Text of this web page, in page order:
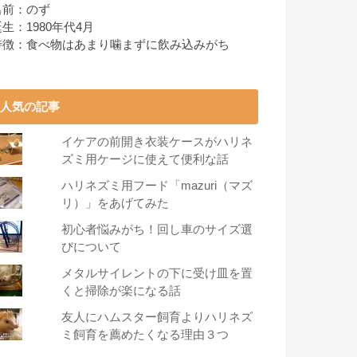
前：のず
：1980年代4月
徴：食べ物はあまり噛まずに飲み込みがち
人気の記事
イケアの前開き衣装ケースがハリネ
ズミ用ケージに使えて便利な話
ハリネズミ用フード「mazuri（マズ
リ）」をあげてみた
初心者悩みがち！回し車のサイズ選
びについて
メタルサイレントの下に受け皿を置
くと掃除が楽になる話
友人にハムスター飼育よりハリネズ
ミ飼育を薦めたくなる理由３つ